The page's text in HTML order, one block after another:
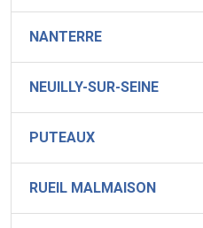
NANTERRE
NEUILLY-SUR-SEINE
PUTEAUX
RUEIL MALMAISON